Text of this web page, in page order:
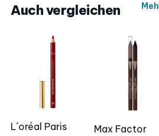
Auch vergleichen
L´oréal Paris Max Factor